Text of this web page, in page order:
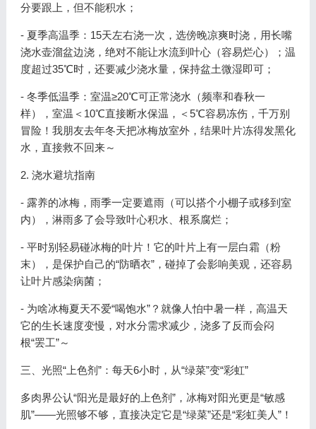
分要跟上，但不能积水；
- 夏季高温季：15天左右浇一次，选傍晚凉爽时浇，用长嘴
浇水壶溜盆边浇，绝对不能让水流到叶心（容易烂心）；温
度超过35℃时，还要减少浇水量，保持盆土微湿即可；
- 冬季低温季：室温≥20℃可正常浇水（频率和春秋一
样），室温＜10℃直接断水保温，＜5℃容易冻伤，千万别
冒险！我朋友去年冬天把冰梅放室外，结果叶片冻得发黑化
水，直接救不回来～
2. 浇水避坑指南
- 露养的冰梅，雨季一定要遮雨（可以搭个小棚子或移到室
内），淋雨多了会导致叶心积水、根系腐烂；
- 平时别轻易碰冰梅的叶片！它的叶片上有一层白霜（粉
末），是保护自己的“防晒衣”，碰掉了会影响美观，还容易
让叶片感染病菌；
- 为啥冰梅夏天不爱“喝饱水”？就像人怕中暑一样，高温天
它的生长速度变慢，对水分需求减少，浇多了反而会闷
根“罢工”～
三、光照“上色剂”：每天6小时，从“绿菜”变“彩虹”
多肉界公认“阳光是最好的上色剂”，冰梅对阳光更是“敏感
肌”——光照够不够，直接决定它是“绿菜”还是“彩虹美人”！